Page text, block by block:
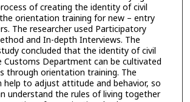
of creating the identity of civil
orientation training for new – entry
The researcher used Participatory
and In-depth Interviews. The
concluded that the identity of civil
Customs Department can be cultivated
through orientation training. The
help to adjust attitude and behavior, so
understand the rules of living together